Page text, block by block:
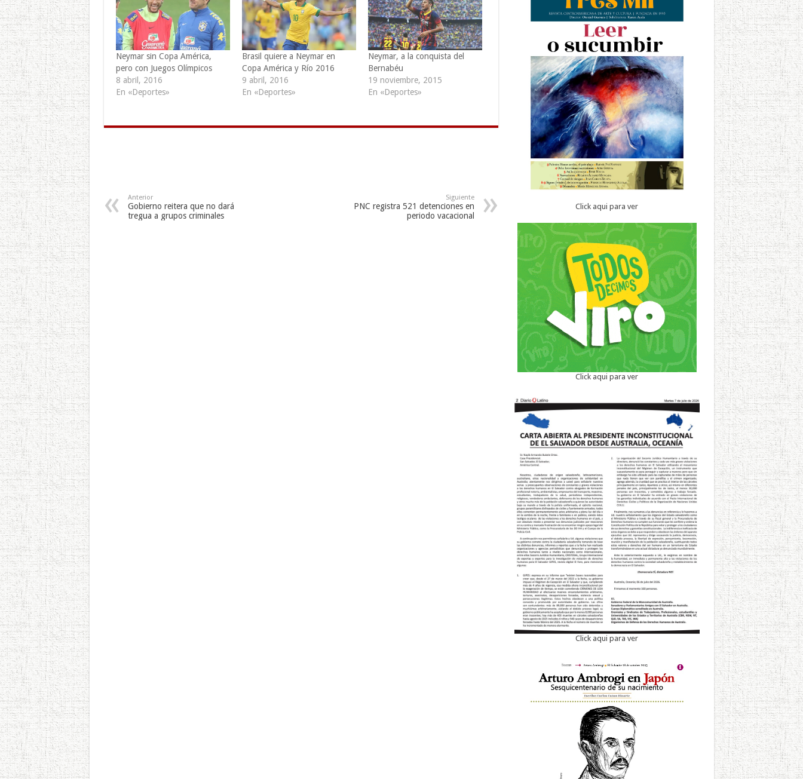
Neymar sin Copa América,
pero con Juegos Olímpicos
8 abril, 2016
En «Deportes»
Brasil quiere a Neymar en
Copa América y Río 2016
9 abril, 2016
En «Deportes»
Neymar, a la conquista del
Bernabéu
19 noviembre, 2015
En «Deportes»
Anterior
Gobierno reitera que no dará
tregua a grupos criminales
Siguiente
PNC registra 521 detenciones en
periodo vacacional
Click aqui para ver
Click aqui para ver
Click aqui para ver